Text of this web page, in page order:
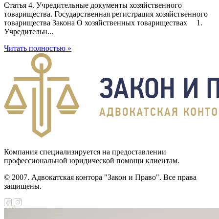
Статья 4. Учредительные документы хозяйственного
товарищества. Государственная регистрация хозяйственного
товарищества Закона О хозяйственных товариществах 1.
Учредительн...
Читать полностью »
Компания специализируется на предоставлении
профессиональной юридической помощи клиентам.
© 2007. Адвокатская контора "Закон и Право". Все права
защищены.